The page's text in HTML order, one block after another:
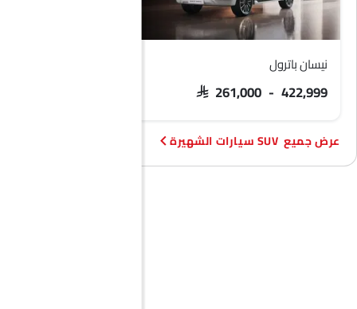
نيسان باترول
SAR 261,000 - 422,999
SUV سيارات الشهيرة